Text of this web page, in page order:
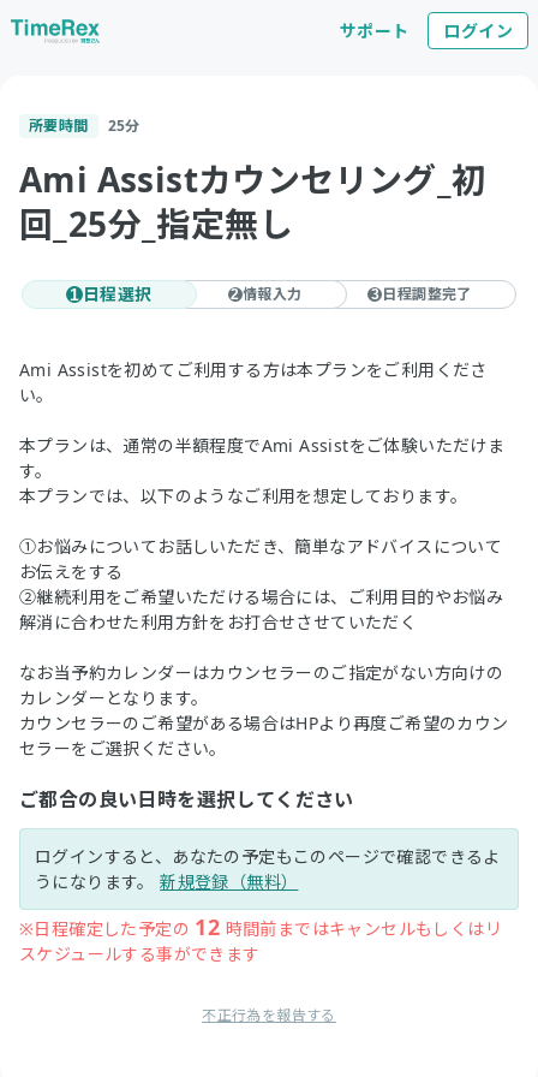
サポート ログイン
所要時間 25分
Ami Assistカウンセリング_初
回_25分_指定無し
1 日程選択 2情報入力 3 日程調整完了
Ami Assistを初めてご利用する方は本プランをご利用くださ
い。
本プランは、通常の半額程度でAmi Assistをご体験いただけま
す。
本プランでは、以下のようなご利用を想定しております。
①お悩みについてお話しいただき、簡単なアドバイスについて
お伝えをする
②継続利用をご希望いただける場合には、ご利用目的やお悩み
解消に合わせた利用方針をお打合せさせていただく
なお当予約カレンダーはカウンセラーのご指定がない方向けの
カレンダーとなります。
カウンセラーのご希望がある場合はHPより再度ご希望のカウン
セラーをご選択ください。
ご都合の良い日時を選択してください
ログインすると、あなたの予定もこのページで確認できるよ
うになります。新規登録（無料）
※日程確定した予定の 12 時間前まではキャンセルもしくはリ
スケジュールする事ができます
不正行為を報告する